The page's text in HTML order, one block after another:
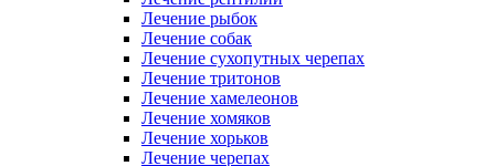
Лечение рыбок
Лечение собак
Лечение сухопутных черепах
Лечение тритонов
Лечение хамелеонов
Лечение хомяков
Лечение хорьков
Лечение черепах